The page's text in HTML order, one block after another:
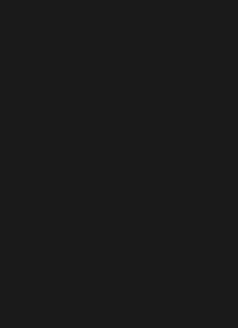
"Don
Ausgewiesene (Juli
hervor, der ein
und Am
gegen den
während des
Armando Perotti
des alten
Perotti beim